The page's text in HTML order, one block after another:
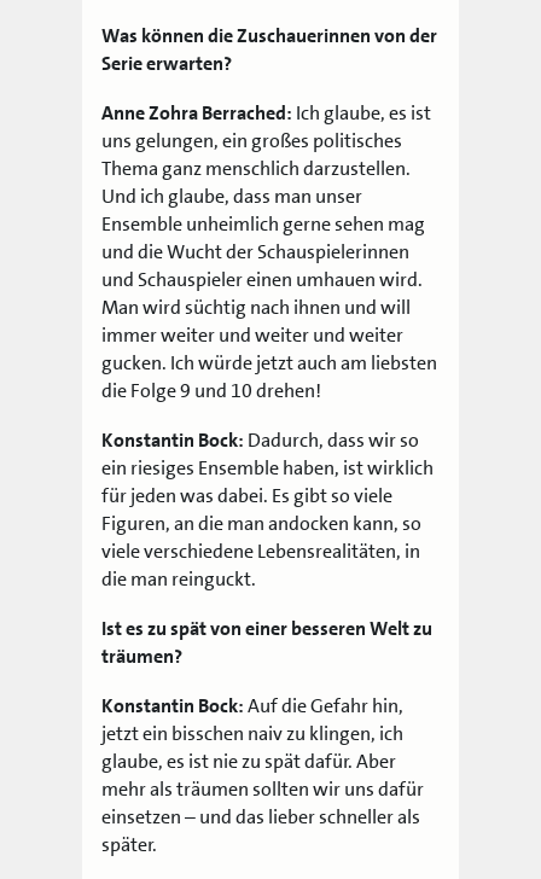
Was können die Zuschauerinnen von der
Serie erwarten?
Anne Zohra Berrached: Ich glaube, es ist
uns gelungen, ein großes politisches
Thema ganz menschlich darzustellen.
Und ich glaube, dass man unser
Ensemble unheimlich gerne sehen mag
und die Wucht der Schauspielerinnen
und Schauspieler einen umhauen wird.
Man wird süchtig nach ihnen und will
immer weiter und weiter und weiter
gucken. Ich würde jetzt auch am liebsten
die Folge 9 und 10 drehen!
Konstantin Bock: Dadurch, dass wir so
ein riesiges Ensemble haben, ist wirklich
für jeden was dabei. Es gibt so viele
Figuren, an die man andocken kann, so
viele verschiedene Lebensrealitäten, in
die man reinguckt.
Ist es zu spät von einer besseren Welt zu
träumen?
Konstantin Bock:Auf die Gefahr hin,
jetzt ein bisschen naiv zu klingen, ich
glaube, es ist nie zu spät dafür. Aber
mehr als träumen sollten wir uns dafür
einsetzen – und das lieber schneller als
später.